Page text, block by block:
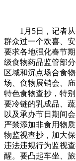
1月5日，记者从
群众过一个欢喜、
要求各地强化春节
级食物药品监管部
区域和沉点场合食
场、食物展销会、
特色食物查抄，特
要冷链的乳成品、
以及承办节日期间
严禁添加非食用物
物监视查抄，加大
违法违规行为监视
醒。要凸起车坐、